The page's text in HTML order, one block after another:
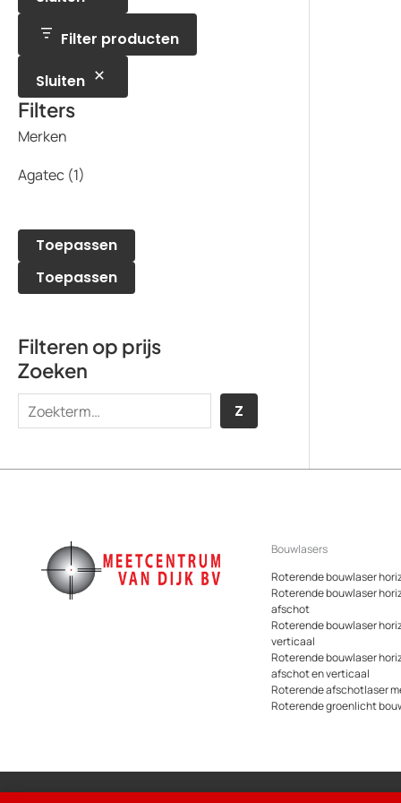
n
n
Filter producten
Sluiten
Filters
Merken
Agatec (1)
Toepassen
Toepassen
Filteren op prijs
Zoeken
e
Z
Bouwlasers
Roterende bouwlaser
Roterende bouwlaser
afschot
Roterende bouwlaser
verticaal
Roterende bouwlaser
afschot en verticaal
Roterende afschotlaser
Roterende groenlicht